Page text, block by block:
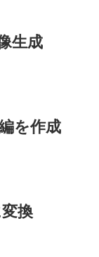
生成
を作成
換